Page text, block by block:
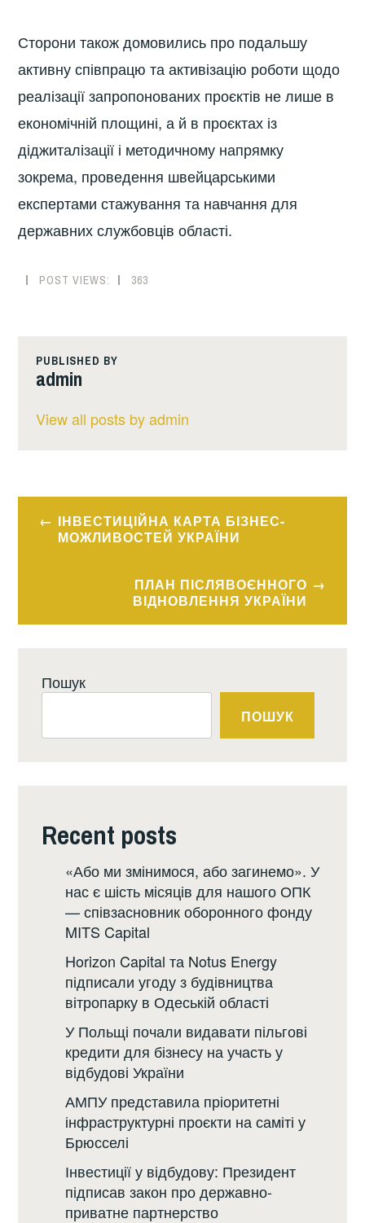
Сторони також домовились про подальшу
активну співпрацю та активізацію роботи щодо
реалізації запропонованих проєктів не лише в
економічній площині, а й в проєктах із
діджиталізації і методичному напрямку
зокрема, проведення швейцарськими
експертами стажування та навчання для
державних службовців області.
POST VIEWS: 363
PUBLISHED BY
admin
View all posts by admin
Навігація
записів
ІНВЕСТИЦІЙНА КАРТА БІЗНЕС-
МОЖЛИВОСТЕЙ УКРАЇНИ
ПЛАН ПІСЛЯВОЄННОГО
ВІДНОВЛЕННЯ УКРАЇНИ
Пошук
ПОШУК
Recent posts
«Або ми змінимося, або загинемо». У
нас є шість місяців для нашого ОПК
— співзасновник оборонного фонду
MITS Capital
Horizon Capital та Notus Energy
підписали угоду з будівництва
вітропарку в Одеській області
У Польщі почали видавати пільгові
кредити для бізнесу на участь у
відбудові України
АМПУ представила пріоритетні
інфраструктурні проєкти на саміті у
Брюсселі
Інвестиції у відбудову: Президент
підписав закон про державно-
приватне партнерство